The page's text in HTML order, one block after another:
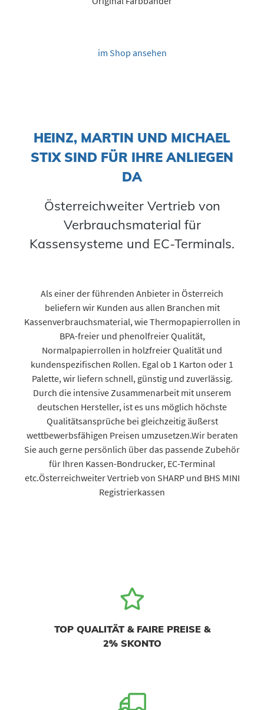
im Shop ansehen
HEINZ, MARTIN UND MICHAEL
STIX SIND FÜR IHRE ANLIEGEN
DA
Österreichweiter Vertrieb von
Verbrauchsmaterial für
Kassensysteme und EC-Terminals.
Als einer der führenden Anbieter in Österreich
beliefern wir Kunden aus allen Branchen mit
Kassenverbrauchsmaterial, wie Thermopapierrollen in
BPA-freier und phenolfreier Qualität,
Normalpapierrollen in holzfreier Qualität und
kundenspezifischen Rollen. Egal ob 1 Karton oder 1
Palette, wir liefern schnell, günstig und zuverlässig.
Durch die intensive Zusammenarbeit mit unserem
deutschen Hersteller, ist es uns möglich höchste
Qualitätsansprüche bei gleichzeitig äußerst
wettbewerbsfähigen Preisen umzusetzen.Wir beraten
Sie auch gerne persönlich über das passende Zubehör
für Ihren Kassen-Bondrucker, EC-Terminal
etc.Österreichweiter Vertrieb von SHARP und BHS MINI
Registrierkassen
TOP QUALITÄT & FAIRE PREISE &
2% SKONTO